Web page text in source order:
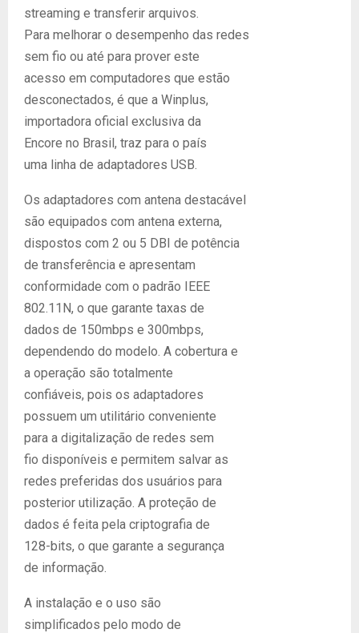
streaming e transferir arquivos.
Para melhorar o desempenho das redes
sem fio ou até para prover este
acesso em computadores que estão
desconectados, é que a Winplus,
importadora oficial exclusiva da
Encore no Brasil, traz para o país
uma linha de adaptadores USB.
Os adaptadores com antena destacável
são equipados com antena externa,
dispostos com 2 ou 5 DBI de potência
de transferência e apresentam
conformidade com o padrão IEEE
802.11N, o que garante taxas de
dados de 150mbps e 300mbps,
dependendo do modelo. A cobertura e
a operação são totalmente
confiáveis, pois os adaptadores
possuem um utilitário conveniente
para a digitalização de redes sem
fio disponíveis e permitem salvar as
redes preferidas dos usuários para
posterior utilização. A proteção de
dados é feita pela criptografia de
128-bits, o que garante a segurança
de informação.
A instalação e o uso são
simplificados pelo modo de